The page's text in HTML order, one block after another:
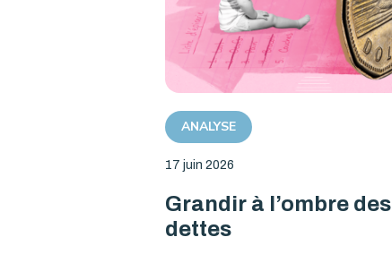
ANALYSE
17 juin 2026
Grandir à l’ombre des
dettes